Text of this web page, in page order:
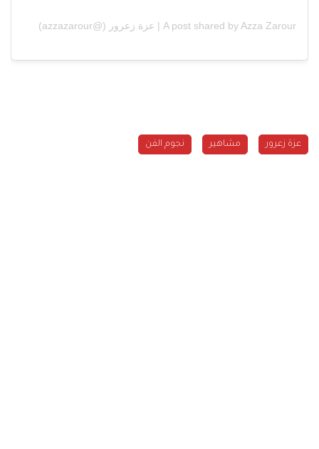
A post shared by Azza Zarour | عزة زعرور (@azzazarour)
عزة زعرور مشاهير نجوم الفن